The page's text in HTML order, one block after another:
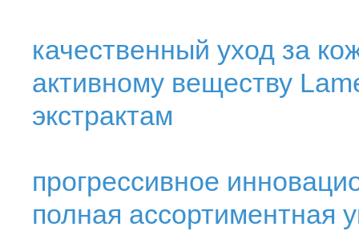
качественный уход за
активному веществу
экстрактам
прогрессивное
полная ассортиментная